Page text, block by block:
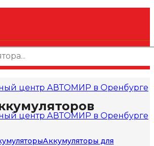
Аккумуляторы для